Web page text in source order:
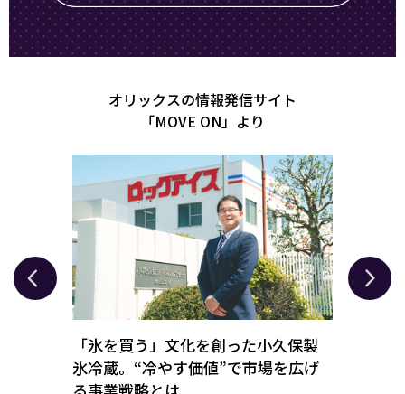
オリックスの情報発信サイト
「MOVE ON」より
「氷を買う」文化を創った小久保製
氷冷蔵。“冷やす価値”で市場を広げ